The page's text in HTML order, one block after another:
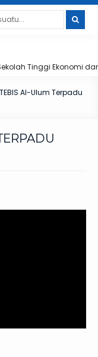
Tinggi Ekonomi
Al-Ulum Terpadu